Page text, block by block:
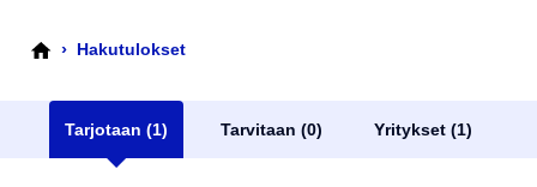
› Hakutulokset
Tarjotaan (1) Tarvitaan (0) Yritykset (1)